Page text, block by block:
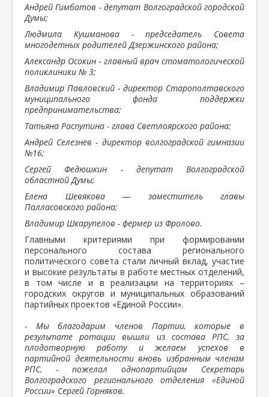
Андрей Гимбатов - депутат Волгоградской городской
Думы;
Людмила Кушманова - председатель Совета
многодетных родителей Дзержинского района;
Александр Осокин - главный врач стоматологической
поликлиники № 3;
Владимир Павловский - директор Старополтавского
муниципального фонда поддержки
предпринимательства;
Татьяна Распутина - глава Светлоярского района;
Андрей Селезнев - директор волгоградской гимназии
№16;
Сергей Федюшкин - депутат Волгоградской
областной Думы;
Елена Шевякова — заместитель главы
Палласовского района;
Владимир Шкарупелов - фермер из Фролово.
Главными критериями при формировании
персонального состава регионального
политического совета стали личный вклад, участие
и высокие результаты в работе местных отделений,
в том числе и в реализации на территориях –
городских округов и муниципальных образований
партийных проектов «Единой России».
- Мы благодарим членов Партии, которые в
результате ротации вышли из состава РПС, за
плодотворную работу и желаем успехов в
партийной деятельности вновь избранным членам
РПС, - пожелал однопартийцам Секретарь
Волгоградского регионального отделения «Единой
России» Сергей Горняков.